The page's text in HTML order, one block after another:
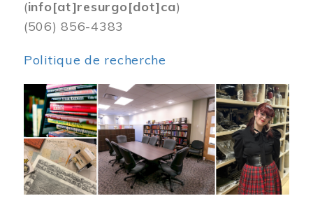
(info[at]resurgo[dot]ca)
(506) 856-4383
Politique de recherche
Image